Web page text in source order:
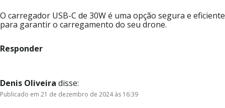
O carregador USB-C de 30W é uma opção segura e eficiente
para garantir o carregamento do seu drone.
Responder
Denis Oliveira disse:
Publicado em 21 de dezembro de 2024 às 16:39